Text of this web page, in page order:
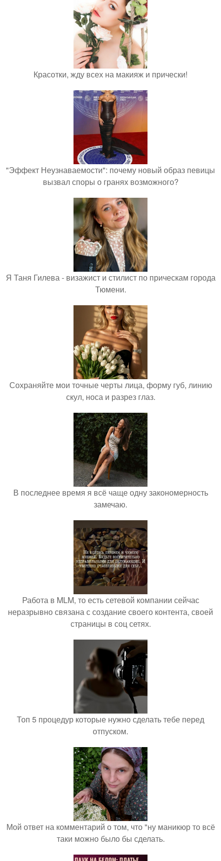
Красотки, жду всех на макияж и прически!
"Эффект Неузнаваемости": почему новый образ певицы
вызвал споры о гранях возможного?
Я Таня Гилева - визажист и стилист по прическам города
Тюмени.
Сохраняйте мои точные черты лица, форму губ, линию
скул, носа и разрез глаз.
В последнее время я всё чаще одну закономерность
замечаю.
Работа в MLM, то есть сетевой компании сейчас
неразрывно связана с создание своего контента, своей
страницы в соц сетях.
Топ 5 процедур которые нужно сделать тебе перед
отпуском.
Мой ответ на комментарий о том, что "ну маникюр то всё
таки можно было бы сделать.